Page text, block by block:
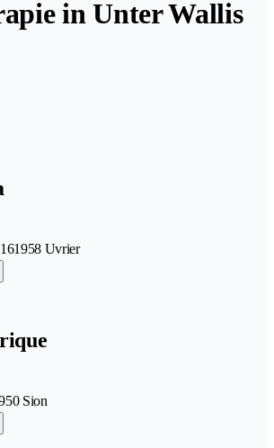
in Unter Wallis
1958 Uvrier
Sion